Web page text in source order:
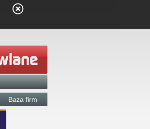
Baza firm